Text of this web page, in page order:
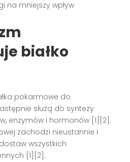
na mniejszy wpływ
białko
pokarmowe do
służą do syntezy
enzymów i hormonów [1][2].
zachodzi nieustannie i
wszystkich
[1][2].